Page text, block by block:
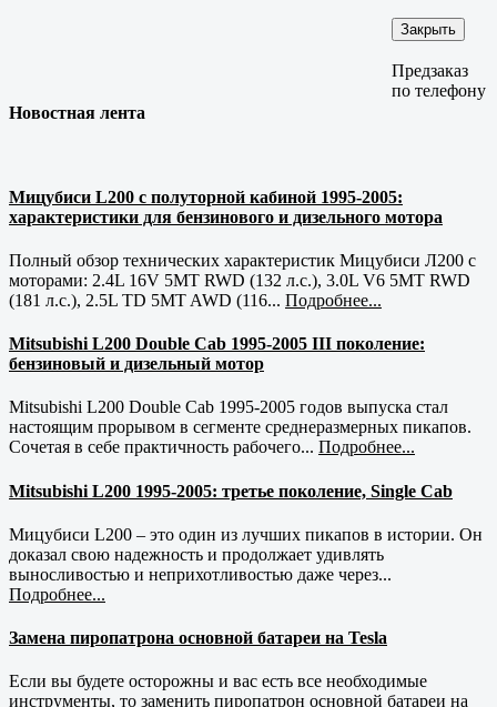
Закрыть
Предзаказ
по телефону
Новостная лента
Мицубиси L200 с полуторной кабиной 1995-2005:
характеристики для бензинового и дизельного мотора
Полный обзор технических характеристик Мицубиси Л200 с
моторами: 2.4L 16V 5MT RWD (132 л.с.), 3.0L V6 5MT RWD
(181 л.с.), 2.5L TD 5MT AWD (116... Подробнее...
Mitsubishi L200 Double Cab 1995-2005 III поколение:
бензиновый и дизельный мотор
Mitsubishi L200 Double Cab 1995-2005 годов выпуска стал
настоящим прорывом в сегменте среднеразмерных пикапов.
Сочетая в себе практичность рабочего... Подробнее...
Mitsubishi L200 1995-2005: третье поколение, Single Cab
Мицубиси L200 – это один из лучших пикапов в истории. Он
доказал свою надежность и продолжает удивлять
выносливостью и неприхотливостью даже через...
Подробнее...
Замена пиропатрона основной батареи на Tesla
Если вы будете осторожны и вас есть все необходимые
инструменты, то заменить пиропатрон основной батареи на